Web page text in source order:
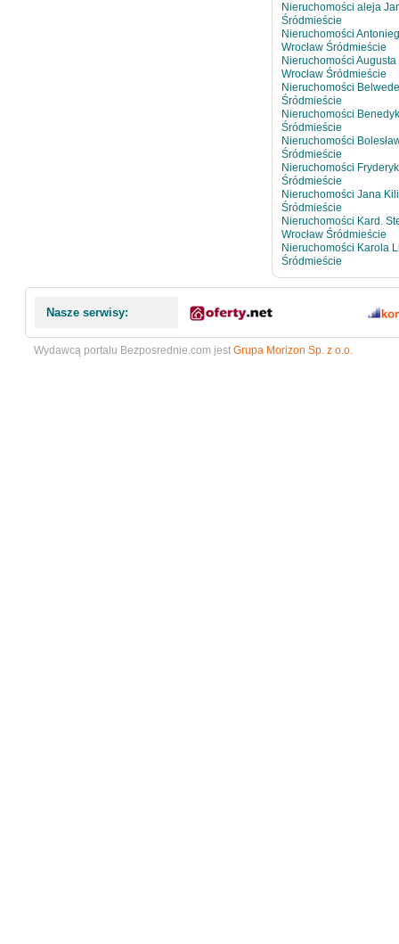
Nieruchomości aleja
Śródmieście
Nieruchomości
Wrocław Śródmieście
Nieruchomości
Wrocław Śródmieście
Nieruchomości
Śródmieście
Nieruchomości
Śródmieście
Nieruchomości
Śródmieście
Nieruchomości
Śródmieście
Nieruchomości Jana
Śródmieście
Nieruchomości Kard.
Wrocław Śródmieście
Nieruchomości Karola
Śródmieście
Nasze serwisy:
Wydawcą portalu Bezposrednie.com jest Grupa Morizon Sp. z o.o.